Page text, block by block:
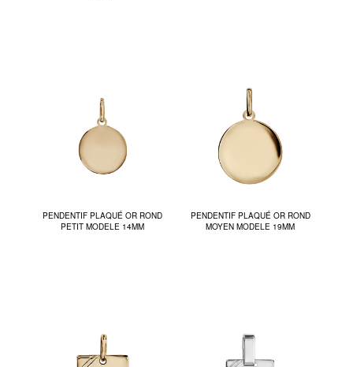
PENDENTIF PLAQUÉ OR ROND
PETIT MODELE 14MM
PENDENTIF PLAQUÉ OR ROND
MOYEN MODELE 19MM